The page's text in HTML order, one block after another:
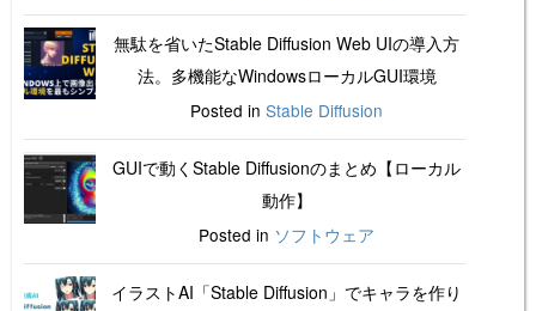
無駄を省いたStable Diffusion Web UIの導入方
法。多機能なWindowsローカルGUI環境
Posted in Stable Diffusion
GUIで動くStable Diffusionのまとめ【ローカル
動作】
Posted in ソフトウェア
イラストAI「Stable Diffusion」でキャラを作り